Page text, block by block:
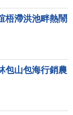
梧滯洪池畔熱鬧
包山包海行銷農